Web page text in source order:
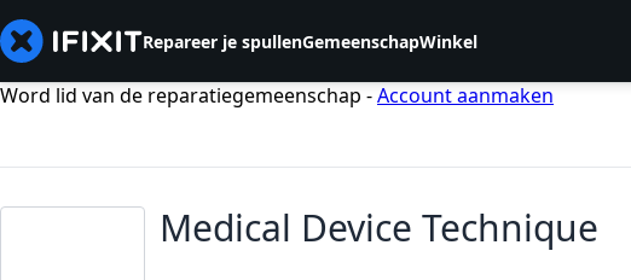
Repareer je spullenGemeenschapWinkel
Word lid van de reparatiegemeenschap -Account aanmaken
Medical Device Technique